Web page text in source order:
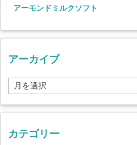
アーモンドミルクソフト
アーカイブ
ア
ー
カ
イ
カテゴリー